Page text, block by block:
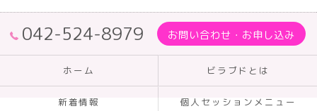
042-524-8979 お問い合わせ・お申し込み
ホーム ビラブドとは
新着情報 個人セッションメニュー